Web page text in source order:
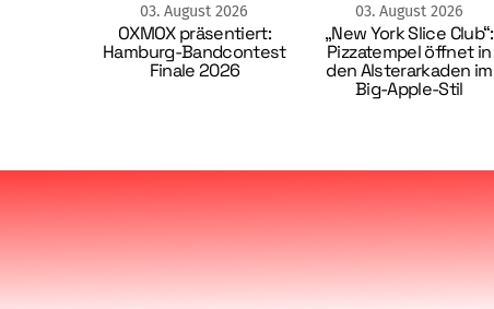
03.August 2026
OXMOX präsentiert:
Hamburg-Bandcontest
Finale 2026
03. August 2026
„New York Slice Club“:
Pizzatempel öffnet in
den Alsterarkaden im
Big-Apple-Stil